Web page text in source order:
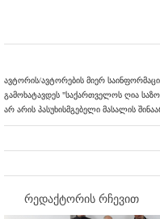
ავტორის/ავტორების მიერ
გამოხატავდეს "საქართველოს ღია
არ არის პასუხისმგებელი მასალის
რედაქტორის რჩევით